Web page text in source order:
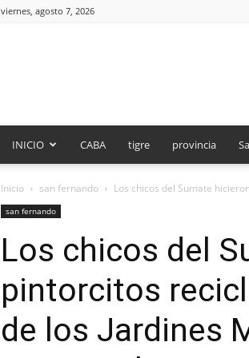
viernes, agosto 7, 2026
INICIO CABA tigre provincia
Inicio san fernando Los chicos del Sumate
san fernando
Los chicos del
pintorcitos
de los Jardines